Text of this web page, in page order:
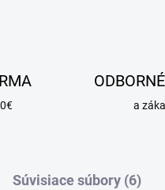
a
Súvisiace súbory (6)